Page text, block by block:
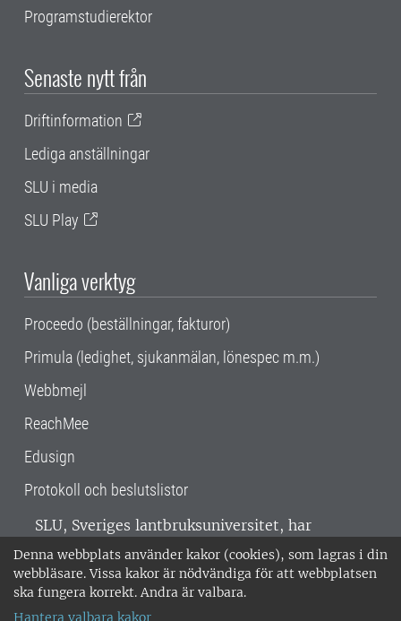
Denna webbplats använder kakor (cookies), som lagras i din
webbläsare. Vissa kakor är nödvändiga för att webbplatsen
ska fungera korrekt. Andra är valbara.
Hantera valbara kakor
Programstudierektor
Senaste nytt från
Driftinformation
Lediga anställningar
SLU i media
SLU Play
Vanliga verktyg
Proceedo (beställningar, fakturor)
Primula (ledighet, sjukanmälan, lönespec m.m.)
Webbmejl
ReachMee
Edusign
Protokoll och beslutslistor
SLU, Sveriges lantbruksuniversitet, har
verksamhet över hela Sverige. Huvudorter är
Alnarp, Uppsala och Umeå.SLU är
miljöcertifierat enligt ISO 14001. •
018-67 10 00 • Org nr: 202100-2817 •